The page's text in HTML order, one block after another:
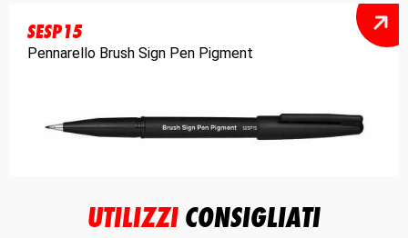
SESP15
Pennarello Brush Sign Pen Pigment
UTILIZZICONSIGLIATI